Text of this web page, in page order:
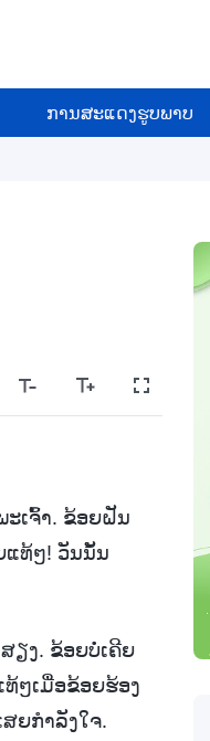
ການສະແດງຮູບພາບ
ະເຈົ້າ. ຂ້ອຍຝັນ
ແທ້ໆ! ວັນນັ້ນ
ຽງ. ຂ້ອຍບໍ່ເຄີຍ
ໆເມື່ອຂ້ອຍຮ້ອງ
ຍກຳລັງໃຈ.